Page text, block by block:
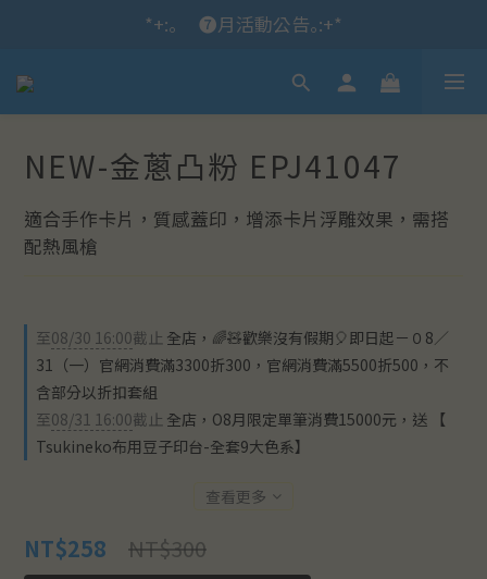
*+:｡\new / !🌌 官網消費滿千折百~RUN~:+*
*+:｡     ❼月活動公告｡:+*
*+:｡\new / !🌌 官網消費滿千折百~RUN~:+*
NEW-金蔥凸粉 EPJ41047
適合手作卡片，質感蓋印，增添卡片浮雕效果，需搭
配熱風槍
至08/30 16:00截止 全店，🌈🧸歡樂沒有假期🎈即日起－０8／
31（一）官網消費滿3300折300，官網消費滿5500折500，不
含部分以折扣套組
至08/31 16:00截止 全店，O8月限定單筆消費15000元，送 【
Tsukineko布用豆子印台-全套9大色系】
查看更多
NT$258 NT$300